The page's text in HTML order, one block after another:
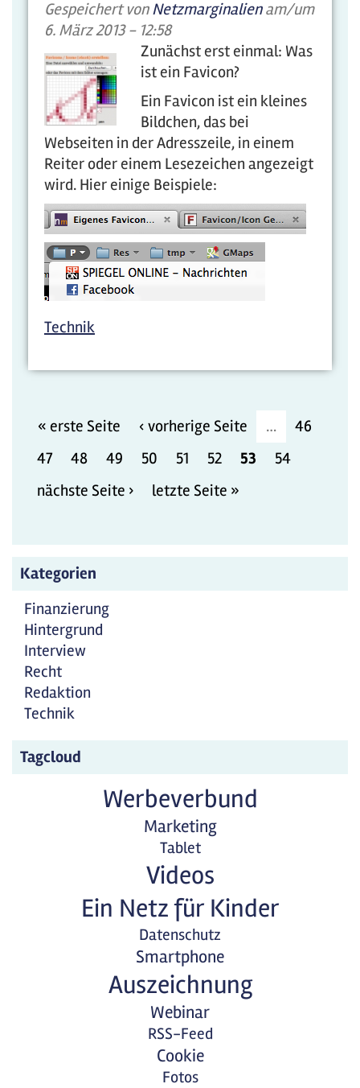
Gespeichert vonNetzmarginalienam/um
6. März 2013 - 12:58
Zunächst erst einmal: Was
ist ein Favicon?
Ein Favicon ist ein kleines
Bildchen, das bei
Webseiten in der Adresszeile, in einem
Reiter oder einem Lesezeichen angezeigt
wird. Hier einige Beispiele:
Technik
« erste Seite ‹ vorherige Seite …
46
47
48 49 50 51 52 53
54
nächste Seite ›
letzte Seite »
Kategorien
Finanzierung
Hintergrund
Interview
Recht
Redaktion
Technik
Tagcloud
Werbeverbund
Marketing
Tablet
Videos
Ein Netz für Kinder
Datenschutz
Smartphone
Auszeichnung
Webinar
RSS-Feed
Cookie
Fotos